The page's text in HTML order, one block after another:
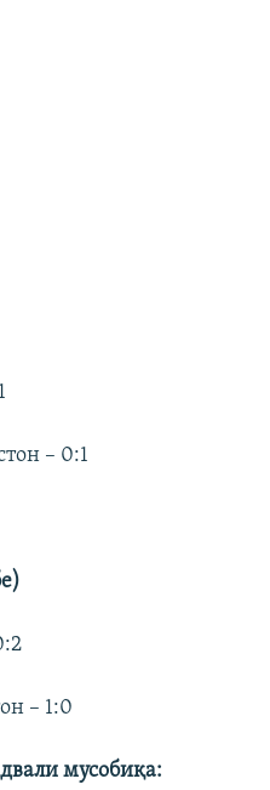
– 0:1
– 1:0
мусобиқа: